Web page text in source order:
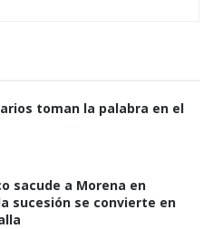
toman la palabra en el
sacude a Morena en
sucesión se convierte en